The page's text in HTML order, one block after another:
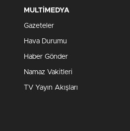
MULTİMEDYA
Gazeteler
Hava Durumu
Haber Gönder
Namaz Vakitleri
TV Yayın Akışları